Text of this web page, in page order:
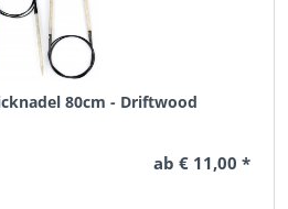
80cm - Driftwood
ab € 11,00 *